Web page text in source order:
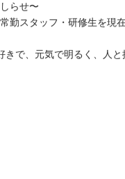
らせ〜
勤スタッフ・研修生を現
きで、元気で明るく、人